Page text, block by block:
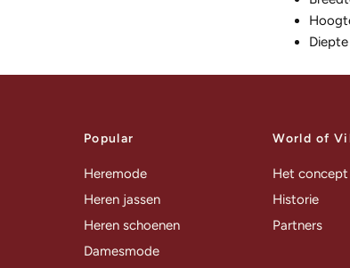
Popular
Heremode
Heren jassen
Heren schoenen
Damesmode
World of
Het concept
Historie
Partners